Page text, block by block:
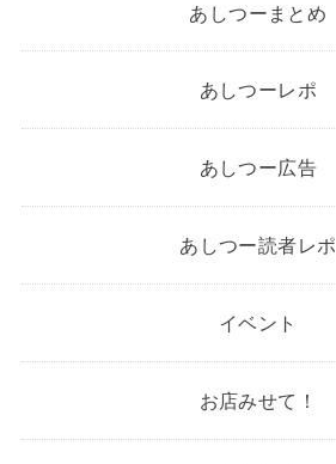
あしつーまとめ
あしつーレポ
あしつー広告
あしつー読者レポ
イベント
お店みせて！